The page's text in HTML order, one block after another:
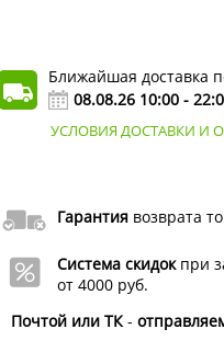
Ближайшая доставка
08.08.26 10:00 -
УСЛОВИЯ ДОСТАВКИ И
Гарантиявозврата
Система скидокпри
от 4000 руб.
Почтой или ТК-